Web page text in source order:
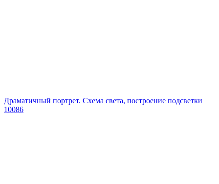
Драматичный портрет. Схема света, построение подсветки
10086